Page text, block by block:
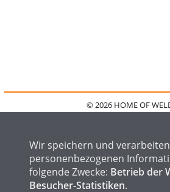
© 2026 HOME OF
FAQ
Wir speichern und
personenbezogenen
folgende Zwecke: Betrieb der
Besucher-Statistiken.